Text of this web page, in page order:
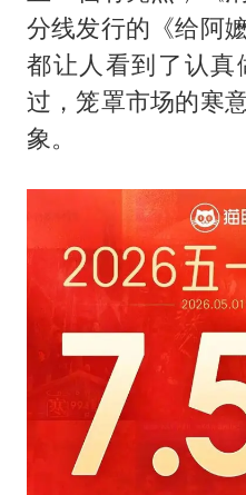
分线发行的《给阿
都让人看到了认
过，笼罩市场的寒
象。